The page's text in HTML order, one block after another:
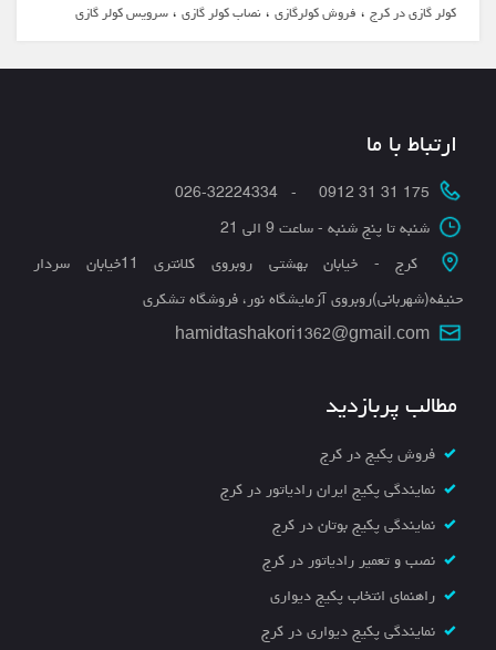
کولر گازی در کرج، فروش کولرگازی،نصاب کولر گازی،سرویس کولر گازی
ارتباط با ما
175 31 31 0912 - 026-32224334
شنبه تا پنج شنبه - ساعت 9 الی 21
کرج - خیابان بهشتی روبروی کلانتری 11خیابان سردار
حنیفه(شهربانی)روبروی آزمایشگاه نور، فروشگاه تشکری
hamidtashakori1362@gmail.com
مطالب پربازدید
فروش پکیج در کرج
نمایندگی پکیج ایران رادیاتور در کرج
نمایندگی پکیج بوتان در کرج
نصب و تعمیر رادیاتور در کرج
راهنمای انتخاب پکیج دیواری
نمایندگی پکیج دیواری در کرج